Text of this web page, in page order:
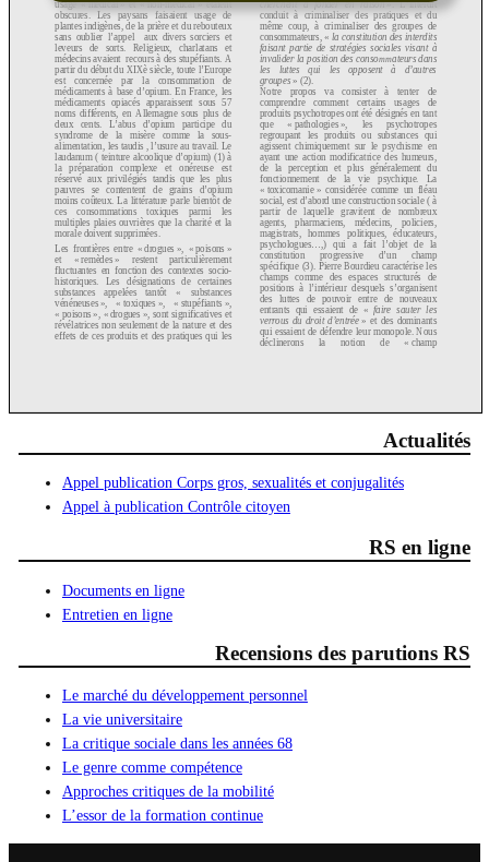
Actualités
Appel publication Corps gros, sexualités et conjugalités
Appel à publication Contrôle citoyen
RS en ligne
Documents en ligne
Entretien en ligne
Recensions des parutions RS
Le marché du développement personnel
La vie universitaire
La critique sociale dans les années 68
Le genre comme compétence
Approches critiques de la mobilité
L’essor de la formation continue